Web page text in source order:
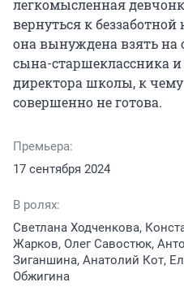
легкомысленная
вернуться к
она вынуждена взять на
сына-старшеклассника
директора школы, к чему
совершенно не готова.
Премьера:
17 сентября 2024
В ролях:
Светлана Ходченкова,
Жарков, Олег Савостюк,
Зиганшина, Анатолий Кот,
Обжигина